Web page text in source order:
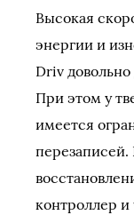
Высокая
энергии и
Driv
При этом у
имеется
перезаписей.
контроллер